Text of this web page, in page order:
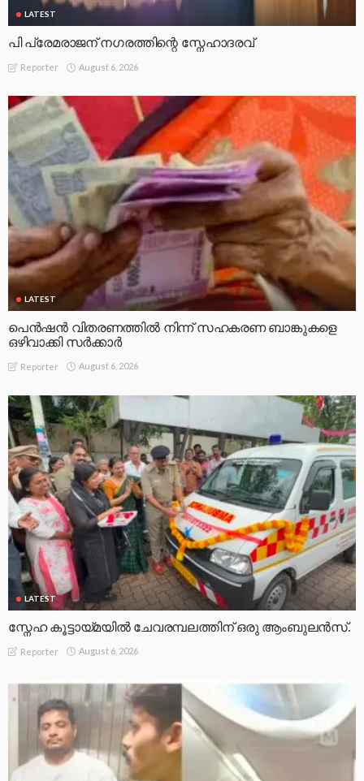
LATEST
പി പ്രേമരാജന് നഗരത്തിന്റെ സ്നേഹാദരവ്
Reporter August 6, 2026
LATEST
പെൻഷൻ വിതരണത്തിൽ നിന്ന് സഹകരണ ബാങ്കുകളെ
ഒഴിവാക്കി സർക്കാർ
Reporter August 6, 2026
LATEST
സ്നേഹ കൂട്ടായ്മയിൽ ചേവരമ്പലത്തിന് ഒരു ആംബുലൻസ്.
Reporter August 6, 2026